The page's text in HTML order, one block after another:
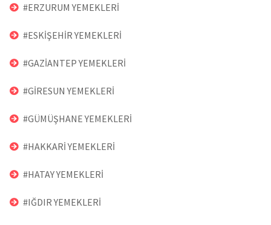
#ERZURUM YEMEKLERİ
#ESKİŞEHİR YEMEKLERİ
#GAZİANTEP YEMEKLERİ
#GİRESUN YEMEKLERİ
#GÜMÜŞHANE YEMEKLERİ
#HAKKARİ YEMEKLERİ
#HATAY YEMEKLERİ
#IĞDIR YEMEKLERİ